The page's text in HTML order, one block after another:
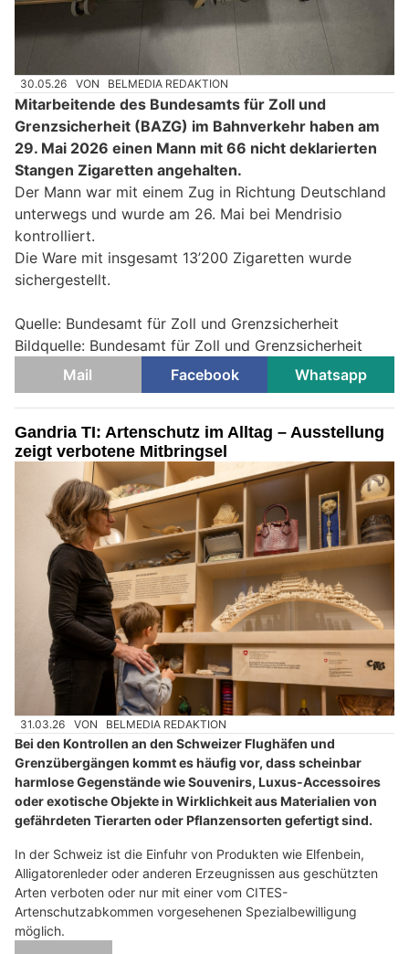
30.05.26 VON BELMEDIA REDAKTION
Mitarbeitende des Bundesamts für Zoll und
Grenzsicherheit (BAZG) im Bahnverkehr haben am
29. Mai 2026 einen Mann mit 66 nicht deklarierten
Stangen Zigaretten angehalten.
Der Mann war mit einem Zug in Richtung Deutschland
unterwegs und wurde am 26. Mai bei Mendrisio
kontrolliert.
Die Ware mit insgesamt 13’200 Zigaretten wurde
sichergestellt.
Quelle: Bundesamt für Zoll und Grenzsicherheit
Bildquelle: Bundesamt für Zoll und Grenzsicherheit
Mail
Facebook Whatsapp
Gandria TI: Artenschutz im Alltag – Ausstellung
zeigt verbotene Mitbringsel
31.03.26 VON BELMEDIA REDAKTION
Bei den Kontrollen an den Schweizer Flughäfen und
Grenzübergängen kommt es häufig vor, dass scheinbar
harmlose Gegenstände wie Souvenirs, Luxus-Accessoires
oder exotische Objekte in Wirklichkeit aus Materialien von
gefährdeten Tierarten oder Pflanzensorten gefertigt sind.
In der Schweiz ist die Einfuhr von Produkten wie Elfenbein,
Alligatorenleder oder anderen Erzeugnissen aus geschützten
Arten verboten oder nur mit einer vom CITES-
Artenschutzabkommen vorgesehenen Spezialbewilligung
möglich.